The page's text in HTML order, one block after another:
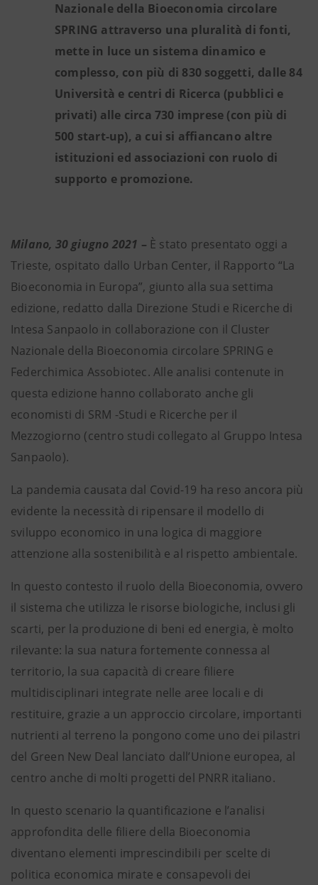
Nazionale della Bioeconomia circolare
SPRING attraverso una pluralità di fonti,
mette in luce un sistema dinamico e
complesso, con più di 830 soggetti, dalle 84
Università e centri di Ricerca (pubblici e
privati) alle circa 730 imprese (con più di
500 start-up), a cui si affiancano altre
istituzioni ed associazioni con ruolo di
supporto e promozione.
Milano, 30 giugno 2021 – È stato presentato oggi a
Trieste, ospitato dallo Urban Center, il Rapporto “La
Bioeconomia in Europa”, giunto alla sua settima
edizione, redatto dalla Direzione Studi e Ricerche di
Intesa Sanpaolo in collaborazione con il Cluster
Nazionale della Bioeconomia circolare SPRING e
Federchimica Assobiotec. Alle analisi contenute in
questa edizione hanno collaborato anche gli
economisti di SRM -Studi e Ricerche per il
Mezzogiorno (centro studi collegato al Gruppo Intesa
Sanpaolo).
La pandemia causata dal Covid-19 ha reso ancora più
evidente la necessità di ripensare il modello di
sviluppo economico in una logica di maggiore
attenzione alla sostenibilità e al rispetto ambientale.
In questo contesto il ruolo della Bioeconomia, ovvero
il sistema che utilizza le risorse biologiche, inclusi gli
scarti, per la produzione di beni ed energia, è molto
rilevante: la sua natura fortemente connessa al
territorio, la sua capacità di creare filiere
multidisciplinari integrate nelle aree locali e di
restituire, grazie a un approccio circolare, importanti
nutrienti al terreno la pongono come uno dei pilastri
del Green New Deal lanciato dall’Unione europea, al
centro anche di molti progetti del PNRR italiano.
In questo scenario la quantificazione e l’analisi
approfondita delle filiere della Bioeconomia
diventano elementi imprescindibili per scelte di
politica economica mirate e consapevoli dei